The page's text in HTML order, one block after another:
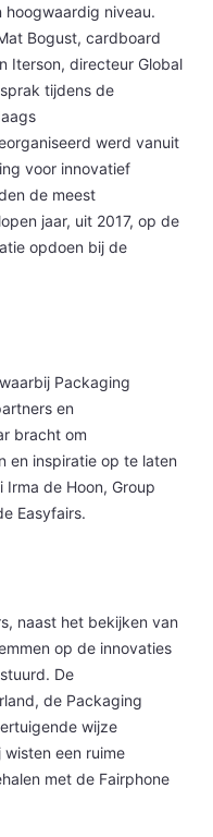
hoogwaardig niveau.
Bogust, cardboard
Iterson, directeur Global
tijdens de
werd vanuit
voor innovatief
de meest
jaar, uit 2017, op de
opdoen bij de
Packaging
en
bracht om
en inspiratie op te laten
de Hoon, Group
Easyfairs.
naast het bekijken van
op de innovaties
De
de Packaging
wijze
een ruime
met de Fairphone